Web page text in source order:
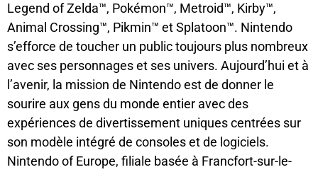
Legend of Zelda™, Pokémon™, Metroid™, Kirby™,
Animal Crossing™, Pikmin™ et Splatoon™. Nintendo
s’efforce de toucher un public toujours plus nombreux
avec ses personnages et ses univers. Aujourd’hui et à
l’avenir, la mission de Nintendo est de donner le
sourire aux gens du monde entier avec des
expériences de divertissement uniques centrées sur
son modèle intégré de consoles et de logiciels.
Nintendo of Europe, filiale basée à Francfort-sur-le-